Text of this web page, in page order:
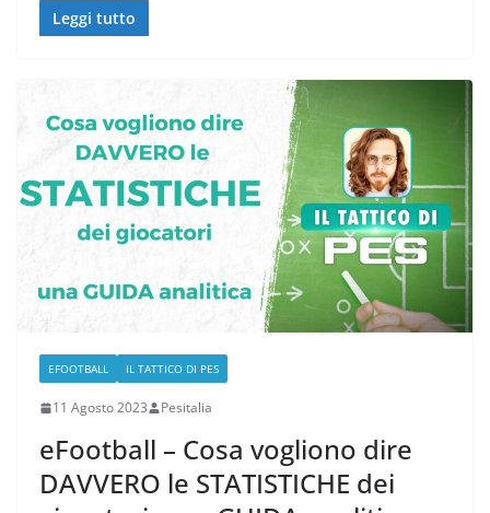
Leggi tutto
EFOOTBALL IL TATTICO DI PES
11 Agosto 2023 Pesitalia
eFootball – Cosa vogliono dire
DAVVERO le STATISTICHE dei